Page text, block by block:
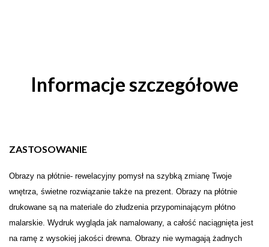
Informacje szczegółowe
ZASTOSOWANIE
Obrazy na płótnie- rewelacyjny pomysł na szybką zmianę Twoje
wnętrza, świetne rozwiązanie także na prezent. Obrazy na płótnie
drukowane są na materiale do złudzenia przypominającym płótno
malarskie. Wydruk wygląda jak namalowany, a całość naciągnięta jest
na ramę z wysokiej jakości drewna. Obrazy nie wymagają żadnych